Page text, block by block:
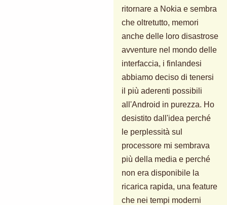
ritornare a Nokia e sembra
che oltretutto, memori
anche delle loro disastrose
avventure nel mondo delle
interfaccia, i finlandesi
abbiamo deciso di tenersi
il più aderenti possibili
all'Android in purezza. Ho
desistito dall'idea perché
le perplessità sul
processore mi sembrava
più della media e perché
non era disponibile la
ricarica rapida, una feature
che nei tempi moderni